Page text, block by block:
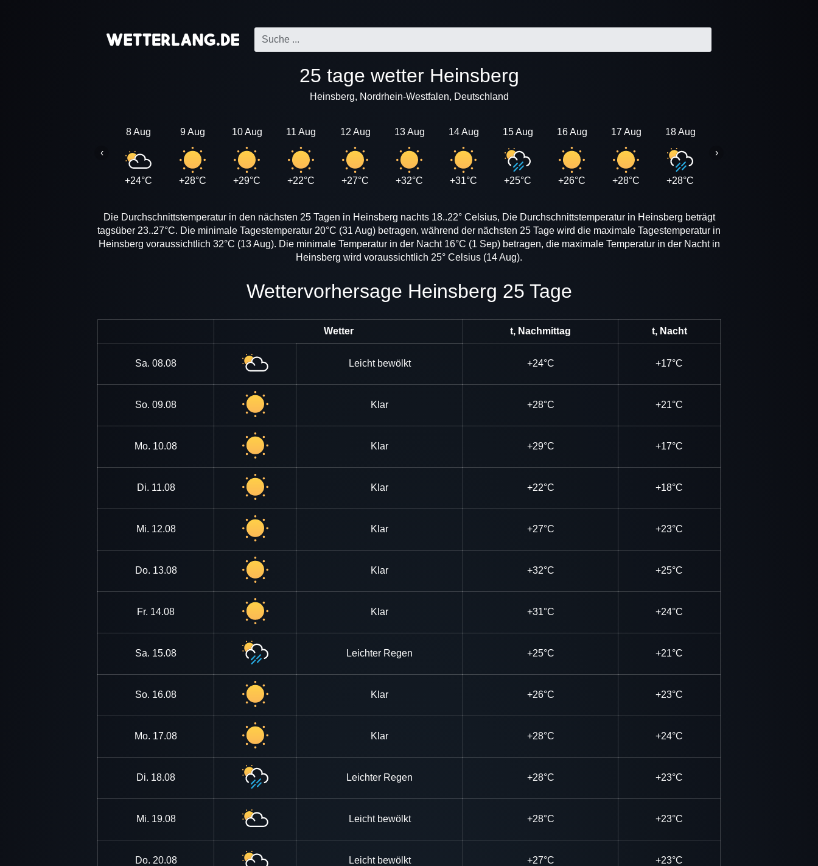
25 tage wetter Heinsberg
Heinsberg, Nordrhein-Westfalen, Deutschland
8 Aug
+24°C
9 Aug
+28°C
10 Aug
+29°C
11 Aug
+22°C
12 Aug
+27°C
13 Aug
+32°C
14 Aug
+31°C
15 Aug
+25°C
16 Aug
+26°C
17 Aug
+28°C
18 Aug
+28°C
‹ ›
Die Durchschnittstemperatur in den nächsten 25 Tagen in Heinsberg nachts 18..22° Celsius, Die Durchschnittstemperatur in Heinsberg beträgt
tagsüber 23..27°C. Die minimale Tagestemperatur 20°C (31 Aug) betragen, während der nächsten 25 Tage wird die maximale Tagestemperatur in
Heinsberg voraussichtlich 32°C (13 Aug). Die minimale Temperatur in der Nacht 16°C (1 Sep) betragen, die maximale Temperatur in der Nacht in
Heinsberg wird voraussichtlich 25° Celsius (14 Aug).
Wettervorhersage Heinsberg 25 Tage
Wetter t, Nachmittag t, Nacht
Sa. 08.08 Leicht bewölkt +24°C +17°C
So. 09.08 Klar +28°C +21°C
Mo. 10.08 Klar +29°C +17°C
Di. 11.08 Klar +22°C +18°C
Mi. 12.08 Klar +27°C +23°C
Do. 13.08 Klar +32°C +25°C
Fr. 14.08 Klar +31°C +24°C
Sa. 15.08 Leichter Regen +25°C +21°C
So. 16.08 Klar +26°C +23°C
Mo. 17.08 Klar +28°C +24°C
Di. 18.08 Leichter Regen +28°C +23°C
Mi. 19.08 Leicht bewölkt +28°C +23°C
Do. 20.08 Leicht bewölkt +27°C +23°C